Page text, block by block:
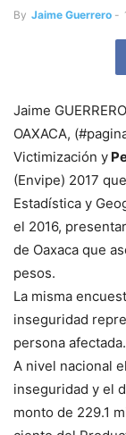
By Jaime Guerrero -
Jaime GUERRERO
OAXACA,
Victimización y
(Envipe) 2017
Estadística y
el 2016,
de Oaxaca que
pesos.
La misma
inseguridad
persona afectada.
A nivel nacional
inseguridad y el
monto de 229.1